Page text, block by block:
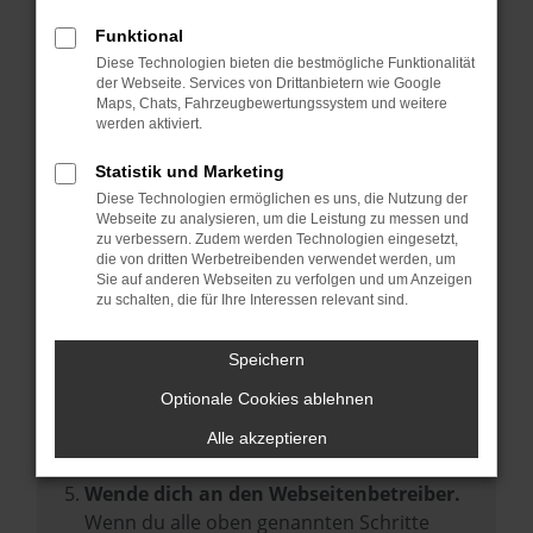
Manche Erweiterungen, wie Werbeblocker,
können das Laden bestimmter Seiten
verhindern. Funktioniert die Seite in einem
anderen Browser oder in einem privaten
Starte dein Gerät neu.
Das kann manchmal helfen,
vorübergehende Probleme zu beheben.
Stelle sicher, dass dein Browser und dein
Betriebssystem auf dem neuesten Stand
sind.
Veraltete Software birgt nicht nur ein
Sicherheitsrisiko, sondern kann auch dazu
führen, dass bestimmte Funktionen nicht
mehr unterstützt werden.
Wende dich an den Webseitenbetreiber.
Wenn du alle oben genannten Schritte
Funktional
Diese Technologien bieten die bestmögliche Funktionalität
der Webseite. Services von Drittanbietern wie Google
Maps, Chats, Fahrzeugbewertungssystem und weitere
werden aktiviert.
Statistik und Marketing
Diese Technologien ermöglichen es uns, die Nutzung der
Webseite zu analysieren, um die Leistung zu messen und
zu verbessern. Zudem werden Technologien eingesetzt,
die von dritten Werbetreibenden verwendet werden, um
Sie auf anderen Webseiten zu verfolgen und um Anzeigen
zu schalten, die für Ihre Interessen relevant sind.
Speichern
Optionale Cookies ablehnen
Alle akzeptieren